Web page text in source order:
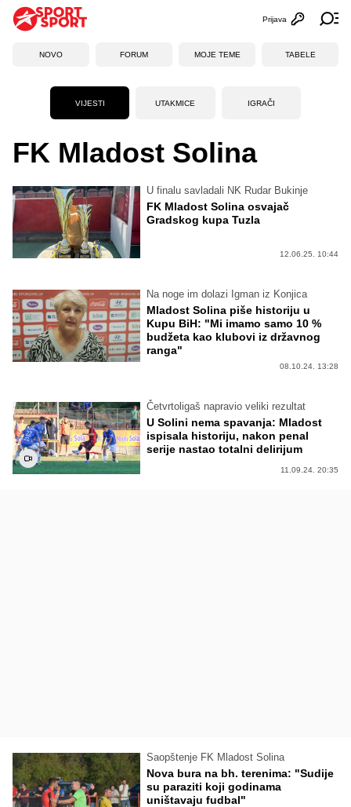
Otvori
Prijava
NOVO FORUM MOJE TEME TABELE
VIJESTI UTAKMICE IGRAČI
FK Mladost Solina
U finalu savladali NK Rudar Bukinje
FK Mladost Solina osvajač
Gradskog kupa Tuzla
12.06.25. 10:44
Na noge im dolazi Igman iz Konjica
Mladost Solina piše historiju u
Kupu BiH: "Mi imamo samo 10 %
budžeta kao klubovi iz državnog
ranga"
08.10.24. 13:28
Četvrtoligaš napravio veliki rezultat
U Solini nema spavanja: Mladost
ispisala historiju, nakon penal
serije nastao totalni delirijum
11.09.24. 20:35
Saopštenje FK Mladost Solina
Nova bura na bh. terenima: "Sudije
su paraziti koji godinama
uništavaju fudbal"